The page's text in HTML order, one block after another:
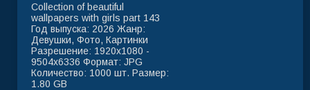
Collection of beautiful
wallpapers with girls part 143
Год выпуска: 2026 Жанр:
Девушки, Фото, Картинки
Разрешение: 1920x1080 -
9504x6336 Формат: JPG
Количество: 1000 шт. Размер:
1.80 GB